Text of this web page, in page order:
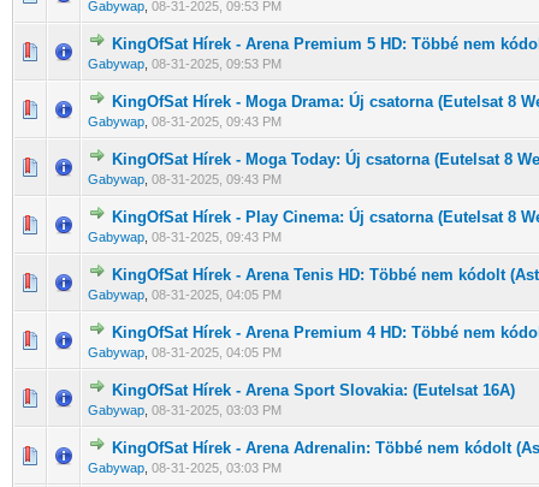
Gabywap 08-31-2025, 09:53 PM
KingOfSat Hírek - Arena Premium 5 HD: Többé nem
Gabywap 08-31-2025, 09:53 PM
0 Szavazat - 0 / 5 átlagban
1234 5
KingOfSat Hírek - Moga Drama: Új csatorna (Eutelsat 8
Gabywap 08-31-2025, 09:43 PM
0 Szavazat - 0 / 5 átlagban
123 45
KingOfSat Hírek - Moga Today: Új csatorna (Eutelsat 8
Gabywap 08-31-2025, 09:43 PM
0 Szavazat - 0 / 5 átlagban
123 45
KingOfSat Hírek - Play Cinema: Új csatorna (Eutelsat 8
Gabywap 08-31-2025, 09:43 PM
0 Szavazat - 0 / 5 átlagban
12 345
KingOfSat Hírek - Arena Tenis HD: Többé nem kódolt
Gabywap 08-31-2025, 04:05 PM
0 Szavazat - 0 / 5 átlagban
12345
KingOfSat Hírek - Arena Premium 4 HD: Többé nem
Gabywap 08-31-2025, 04:05 PM
0 Szavazat - 0 / 5 átlagban
1234 5
KingOfSat Hírek - Arena Sport Slovakia: (Eutelsat 16A)
Gabywap 08-31-2025, 03:03 PM
0 Szavazat - 0 / 5 átlagban
12345
KingOfSat Hírek - Arena Adrenalin: Többé nem kódolt
Gabywap 08-31-2025, 03:03 PM
0 Szavazat - 0 / 5 átlagban
12345